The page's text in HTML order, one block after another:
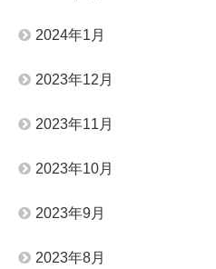
2024年1月
2023年12月
2023年11月
2023年10月
2023年9月
2023年8月